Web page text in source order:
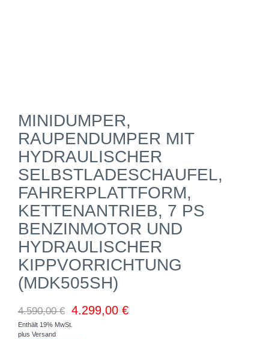
MINIDUMPER,
RAUPENDUMPER MIT
HYDRAULISCHER
SELBSTLADESCHAUFEL,
FAHRERPLATTFORM,
KETTENANTRIEB, 7 PS
BENZINMOTOR UND
HYDRAULISCHER
KIPPVORRICHTUNG
(MDK505SH)
4.590,00€ 4.299,00 €
Enthält 19% MwSt.
plus Versand